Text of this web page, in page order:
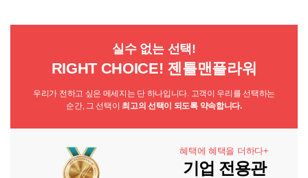
실수 없는 선택!
RIGHT CHOICE! 젠틀맨플라워
우리가 전하고 싶은 메세지는 단 하나입니다. 고객이 우리를 선택하는
순간, 그 선택이 최고의 선택이 되도록 약속합니다.
혜택에 혜택을 더하다+
기업 전용관